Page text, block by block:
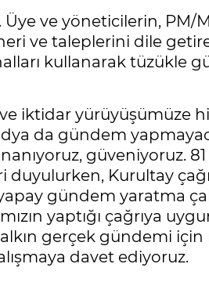
ve yöneticilerin, PM/
ve taleplerini dile
kullanarak tüzükle
iktidar yürüyüşümüze
da gündem
inanıyoruz, güveniyoruz.
duyulurken, Kurultay
yapay gündem yaratma
yaptığı çağrıya
gerçek gündemi
davet ediyoruz.